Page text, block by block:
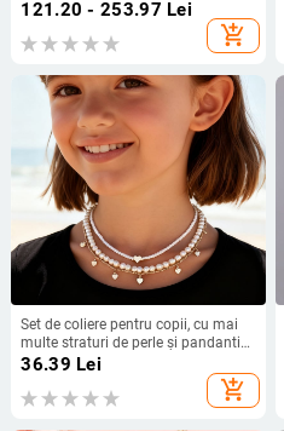
lungă și pantaloni cargo, stil
121.20 - 253.97 Lei
add_shopping_cart
Set de coliere pentru copii, cu mai
multe straturi de perle și pandantiv
inimă
36.39 Lei
add_shopping_cart